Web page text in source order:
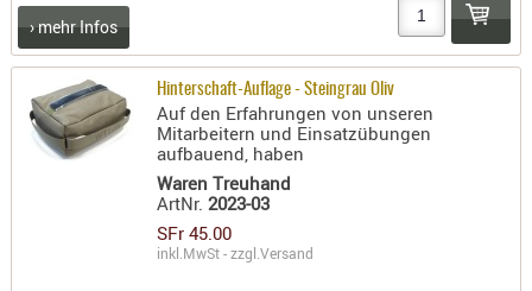
ABZÜGE
BASEN -
› mehr Infos
Hinterschaft-Auflage - Steingrau Oliv
Auf den Erfahrungen von unseren
Mitarbeitern und Einsatzübungen
aufbauend, haben
Waren Treuhand
ArtNr.2023-03
SFr 45.00
inkl.MwSt - zzgl.Versand